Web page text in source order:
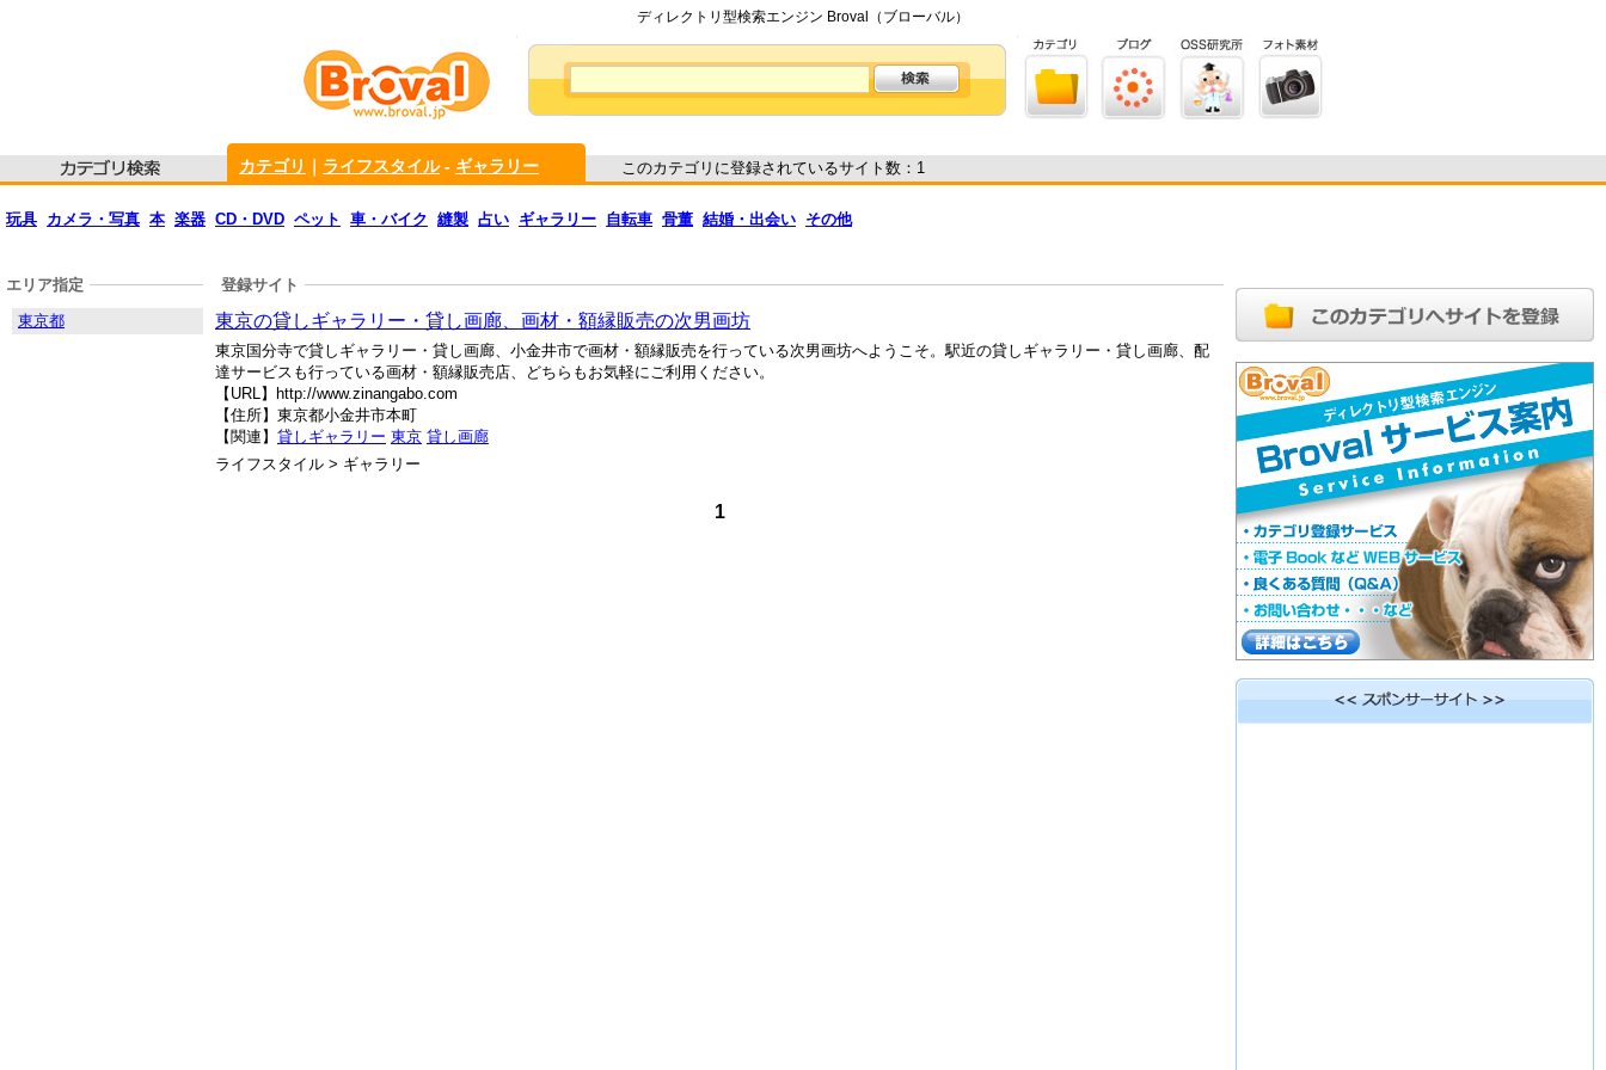
ディレクトリ型検索エンジン Broval（ブローバル）
カテゴリ ライフスタイル- ギャラリー このカテゴリに登録されているサイト数：1
玩具 カメラ・写真 本 楽器 CD・DVD ペット 車・バイク 縫製 占い ギャラリー 自転車 骨董 結婚・出会い その他
登録サイト
東京の貸しギャラリー・貸し画廊、画材・額縁販売の次男画坊
東京国分寺で貸しギャラリー・貸し画廊、小金井市で画材・額縁販売を行っている次男画坊へようこそ。駅近の貸しギャラリー・貸し画廊、配
達サービスも行っている画材・額縁販売店、どちらもお気軽にご利用ください。
【URL】http://www.zinangabo.com
【住所】東京都小金井市本町
【関連】 貸しギャラリー 東京 貸し画廊
ライフスタイル > ギャラリー
1
エリア指定
東京都